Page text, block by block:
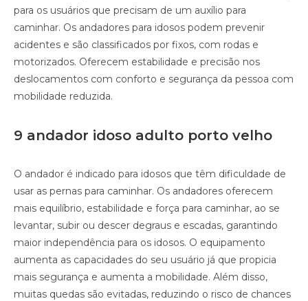
para os usuários que precisam de um auxílio para
caminhar. Os andadores para idosos podem prevenir
acidentes e são classificados por fixos, com rodas e
motorizados. Oferecem estabilidade e precisão nos
deslocamentos com conforto e segurança da pessoa com
mobilidade reduzida.
9 andador idoso adulto porto velho
O andador é indicado para idosos que têm dificuldade de
usar as pernas para caminhar. Os andadores oferecem
mais equilíbrio, estabilidade e força para caminhar, ao se
levantar, subir ou descer degraus e escadas, garantindo
maior independência para os idosos. O equipamento
aumenta as capacidades do seu usuário já que propicia
mais segurança e aumenta a mobilidade. Além disso,
muitas quedas são evitadas, reduzindo o risco de chances